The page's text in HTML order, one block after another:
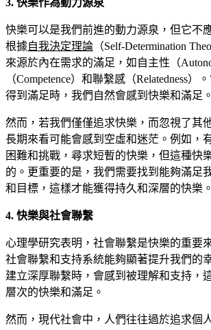
快樂可以是我們前進的動力源泉，但它不
根據自我決定理論 （Self-Determination
來源於內在需求的滿足，如自主性（
（Competence）和聯繫感（Relatedness）
得到滿足時，我們自然會感到快樂和滿足。
然而，若我們僅僅追求快樂，而忽視了其
長期來看可能會感到空虛和迷茫。例如，
困難和挑戰，尋求短暫的快樂，但這種快
的。更重要的是，我們需要找到能夠滿足
和目標，這樣才能獲得持久和深層的快樂。
4. 快樂與社會聯繫
心理學研究表明，社會聯繫是快樂的重要
社會聯繫和支持系統能夠顯著提升我們的
建立深厚聯繫時，會感到被理解和支持，
層次的快樂和滿足。
然而，現代社會中，人們往往過於追求個